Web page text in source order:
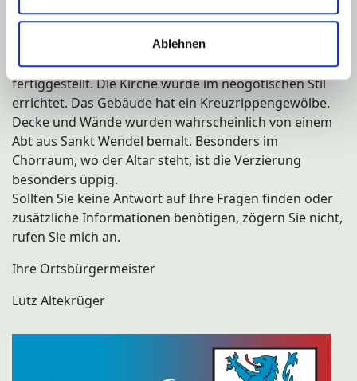
Ablehnen
Einwohner von Hahnweiler, Rohrbach und Rückweiler
lieferten Steine und Sand aus heimischen Bürchen zur
Baustelle. Das Gotteshaus wurde im September 1908
fertiggestellt. Die Kirche wurde im neogotischen Stil
errichtet. Das Gebäude hat ein Kreuzrippengewölbe.
Decke und Wände wurden wahrscheinlich von einem
Abt aus Sankt Wendel bemalt. Besonders im
Chorraum, wo der Altar steht, ist die Verzierung
besonders üppig.
Sollten Sie keine Antwort auf Ihre Fragen finden oder
zusätzliche Informationen benötigen, zögern Sie nicht,
rufen Sie mich an.
Ihre Ortsbürgermeister
Lutz Altekrüger